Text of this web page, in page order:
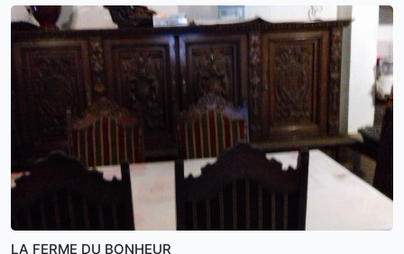
LA FERME DU BONHEUR